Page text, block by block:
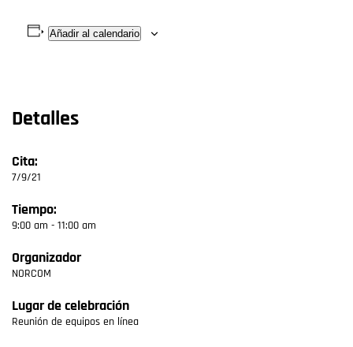
Añadir al calendario
Detalles
Cita:
7/9/21
Tiempo:
9:00 am - 11:00 am
Organizador
NORCOM
Lugar de celebración
Reunión de equipos en línea